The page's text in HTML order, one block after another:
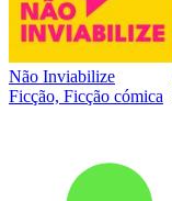
Não Inviabilize
Ficção, Ficção cómica